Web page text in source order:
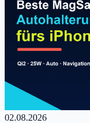
02.08.2026